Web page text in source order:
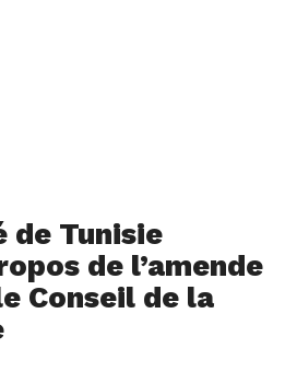
de Tunisie
de l’amende
Conseil de la